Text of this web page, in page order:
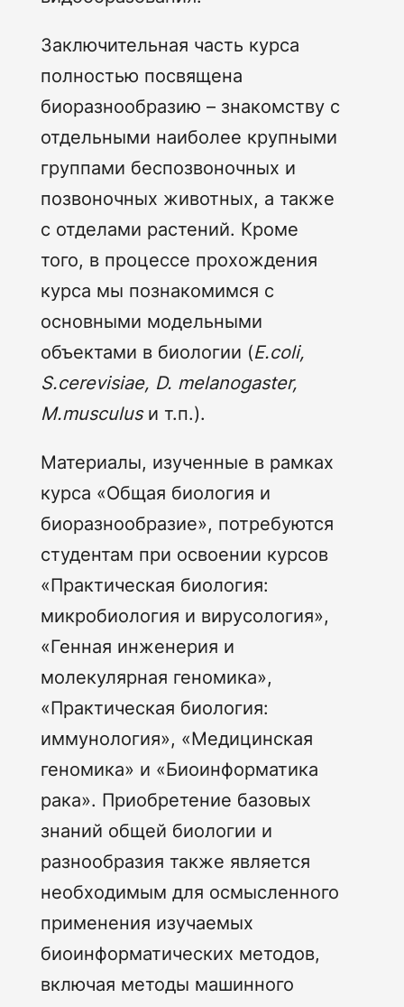
Заключительная часть курса
полностью посвящена
биоразнообразию – знакомству с
отдельными наиболее крупными
группами беспозвоночных и
позвоночных животных, а также
с отделами растений. Кроме
того, в процессе прохождения
курса мы познакомимся с
основными модельными
объектами в биологии (E.coli,
S.cerevisiae, D. melanogaster,
M.musculusи т.п.).
Материалы, изученные в рамках
курса «Общая биология и
биоразнообразие», потребуются
студентам при освоении курсов
«Практическая биология:
микробиология и вирусология»,
«Генная инженерия и
молекулярная геномика»,
«Практическая биология:
иммунология», «Медицинская
геномика» и «Биоинформатика
рака». Приобретение базовых
знаний общей биологии и
разнообразия также является
необходимым для осмысленного
применения изучаемых
биоинформатических методов,
включая методы машинного